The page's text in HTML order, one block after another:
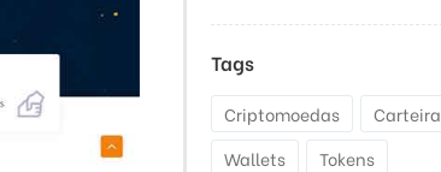
Tags
Criptomoedas Carteira
Wallets
Tokens